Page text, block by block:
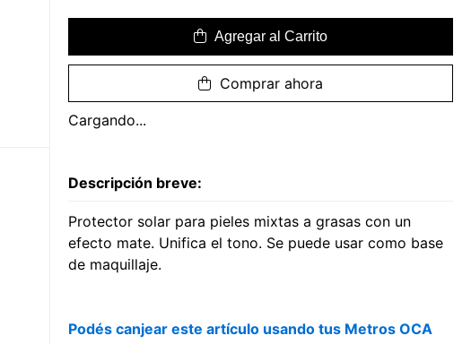
Agregar al Carrito
Comprar ahora
Cargando...
Descripción breve:
Protector solar para pieles mixtas a grasas con un
efecto mate. Unifica el tono. Se puede usar como base
de maquillaje.
Podés canjear este artículo usando tus Metros OCA